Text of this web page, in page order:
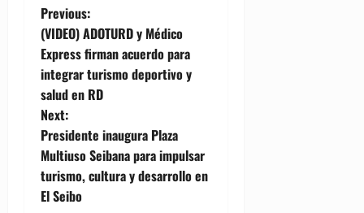
P
o
s
t
n
a
Previous:
(VIDEO) ADOTURD y Médico
Express firman acuerdo para
integrar turismo deportivo y
salud en RD
Next:
Presidente inaugura Plaza
Multiuso Seibana para impulsar
turismo, cultura y desarrollo en
El Seibo